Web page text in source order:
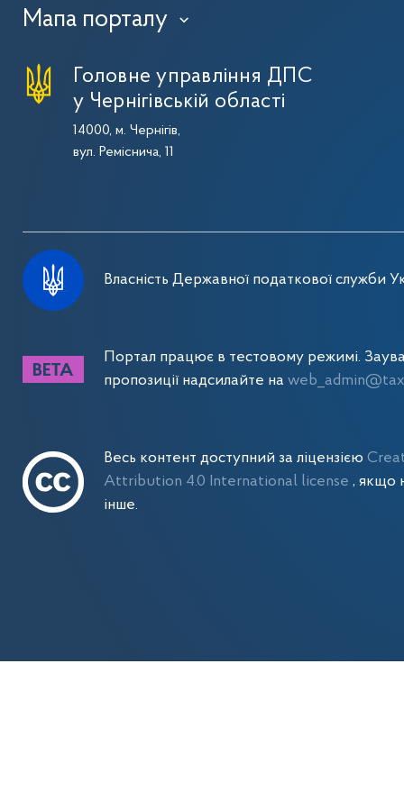
Мапа порталу ›
Головне управління ДПС
у Чернігівській області
14000, м. Чернігів,
вул. Реміснича, 11
Власність Державної податкової служби
Портал працює в тестовому режимі.
пропозиції надсилайте на
Весь контент доступний за ліцензією
Attribution 4.0 International license , якщо
інше.